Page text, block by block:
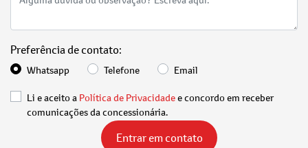
Preferência de contato:
Whatsapp Telefone Email
Li e aceito a Política de Privacidadee concordo em receber
comunicações da concessionária.
Entrar em contato